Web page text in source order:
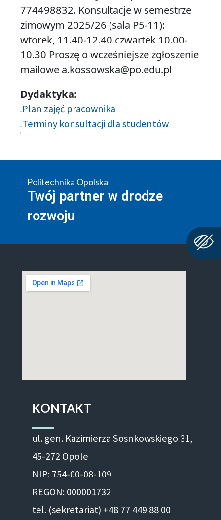
774498832. Konsultacje w semestrze
zimowym 2025/26 (sala P5-11):
wtorek, 11.40-12.40 czwartek 10.00-
10.30 Proszę o wcześniejsze zgłoszenie
mailowe a.kossowska@po.edu.pl
Dydaktyka:
Plan zajęć pracownika
Terminy konsultacji dla studentów
Politechnika Opolska
Twój partner w drodze
rozwoju
KONTAKT
ul. gen. Kazimierza Sosnkowskiego 31,
45-272 Opole
NIP: 754-00-08-109
REGON: 000001732
tel. (sekretariat) +48 77 449 88 00